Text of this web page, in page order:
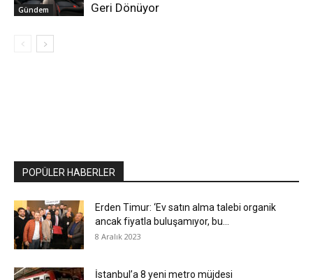
Gündem
Geri Dönüyor
POPÜLER HABERLER
Erden Timur: ‘Ev satın alma talebi organik
ancak fiyatla buluşamıyor, bu...
8 Aralık 2023
İstanbul’a 8 yeni metro müjdesi